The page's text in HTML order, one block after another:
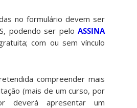
no formulário devem ser
podendo ser peloASSINA
com ou sem vínculo
compreender mais
(mais de um curso, por
deverá apresentar um